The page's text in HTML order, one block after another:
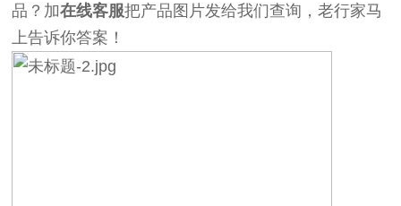
品？加在线客服把产品图片发给我们查询，老行家马
上告诉你答案！